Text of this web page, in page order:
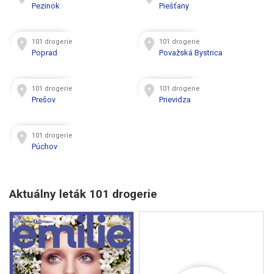
Pezinok Piešťany
101 drogerie
Poprad
101 drogerie
Považská Bystrica
101 drogerie
Prešov
101 drogerie
Prievidza
101 drogerie
Púchov
Aktuálny leták 101 drogerie